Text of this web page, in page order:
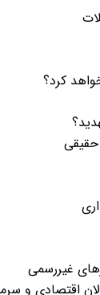
کرد؟
حقیقی
غیررسمی
اقتصادی و